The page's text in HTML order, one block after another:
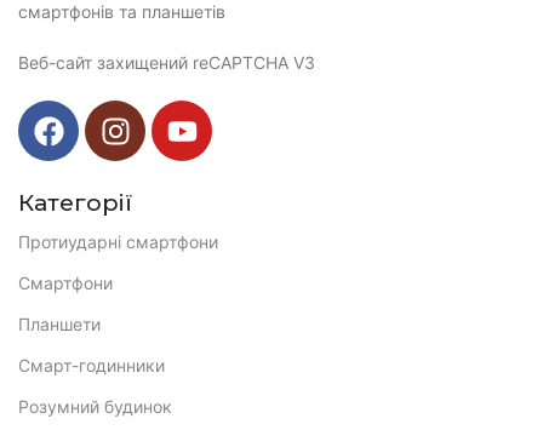
смартфонів та планшетів
Веб-сайт захищений reCAPTCHA V3
Категорії
Протиударні смартфони
Смартфони
Планшети
Смарт-годинники
Розумний будинок